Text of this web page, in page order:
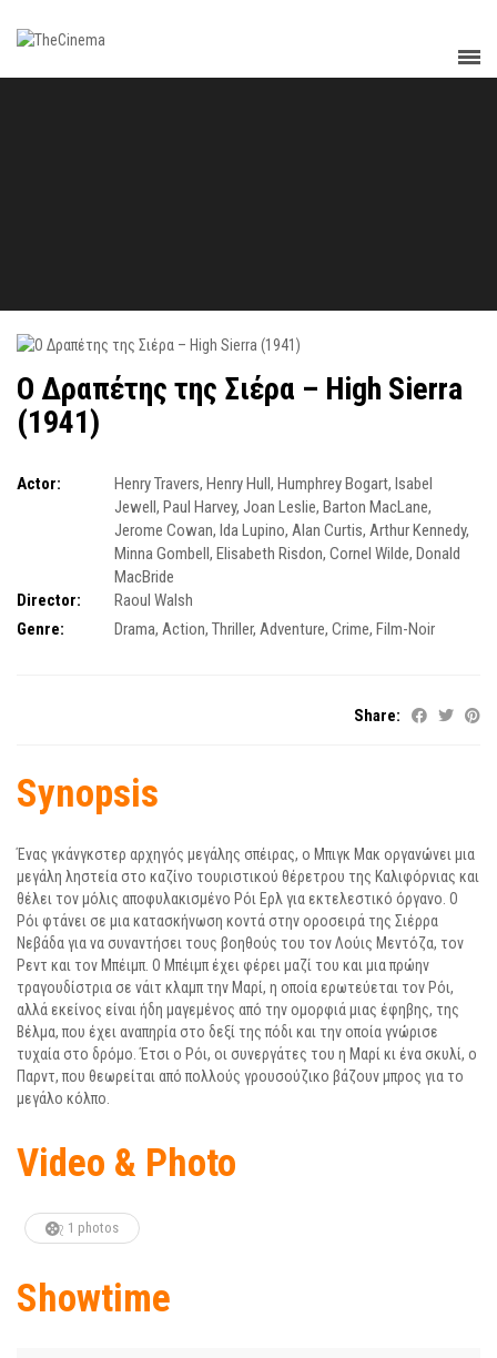
Ο Δραπέτης της Σιέρα – High Sierra
(1941)
Actor: Henry Travers, Henry Hull, Humphrey Bogart, Isabel
Jewell, Paul Harvey, Joan Leslie, Barton MacLane,
Jerome Cowan, Ida Lupino, Alan Curtis, Arthur Kennedy,
Minna Gombell, Elisabeth Risdon, Cornel Wilde, Donald
MacBride
Director:
Raoul Walsh
Genre:
Drama, Action, Thriller, Adventure, Crime, Film-Noir
Share:
Synopsis
Ένας γκάνγκστερ αρχηγός μεγάλης σπέιρας, ο Μπιγκ Μακ οργανώνει μια
μεγάλη ληστεία στο καζίνο τουριστικού θέρετρου της Καλιφόρνιας και
θέλει τον μόλις αποφυλακισμένο Ρόι Ερλ για εκτελεστικό όργανο. Ο
Ρόι φτάνει σε μια κατασκήνωση κοντά στην οροσειρά της Σιέρρα
Νεβάδα για να συναντήσει τους βοηθούς του τον Λούις Μεντόζα, τον
Ρεντ και τον Μπέιμπ. Ο Μπέιμπ έχει φέρει μαζί του και μια πρώην
τραγουδίστρια σε νάιτ κλαμπ την Μαρί, η οποία ερωτεύεται τον Ρόι,
αλλά εκείνος είναι ήδη μαγεμένος από την ομορφιά μιας έφηβης, της
Βέλμα, που έχει αναπηρία στο δεξί της πόδι και την οποία γνώρισε
τυχαία στο δρόμο. Έτσι ο Ρόι, οι συνεργάτες του η Μαρί κι ένα σκυλί, ο
Παρντ, που θεωρείται από πολλούς γρουσούζικο βάζουν μπρος για το
μεγάλο κόλπο.
Video & Photo
1 photos
Showtime